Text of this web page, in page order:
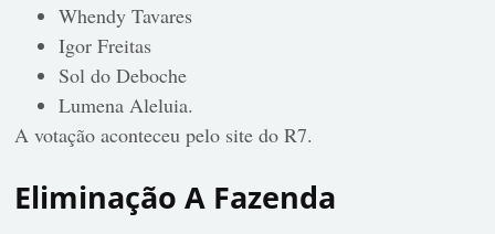
Whendy Tavares
Igor Freitas
Sol do Deboche
Lumena Aleluia.
A votação aconteceu pelo site do R7.
Eliminação A Fazenda